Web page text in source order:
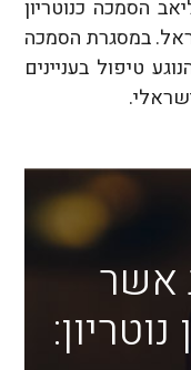
לעו״ד אליאב הסמכה כנוטריון
במסגרת הסמכה
טיפול בעניינים
אשר